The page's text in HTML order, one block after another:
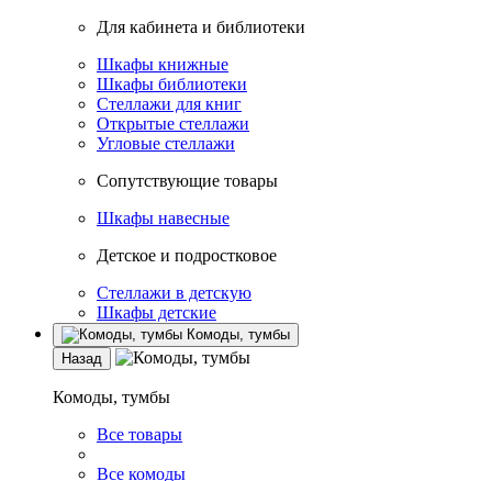
Для кабинета и библиотеки
Шкафы книжные
Шкафы библиотеки
Стеллажи для книг
Открытые стеллажи
Угловые стеллажи
Сопутствующие товары
Шкафы навесные
Детское и подростковое
Стеллажи в детскую
Шкафы детские
Комоды, тумбы
Назад
Комоды, тумбы
Все товары
Все комоды